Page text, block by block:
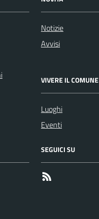
Notizie
Avvisi
VIVERE IL COMUNE
Luoghi
Eventi
SEGUICI SU